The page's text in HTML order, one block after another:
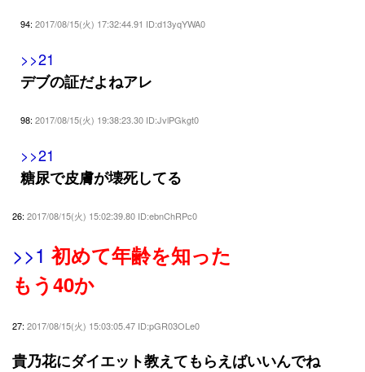
94: 2017/08/15(火) 17:32:44.91 ID:d13yqYWA0
>>21
デブの証だよねアレ
98: 2017/08/15(火) 19:38:23.30 ID:JvlPGkgt0
>>21
糖尿で皮膚が壊死してる
26: 2017/08/15(火) 15:02:39.80 ID:ebnChRPc0
>>1 初めて年齢を知った
もう40か
27: 2017/08/15(火) 15:03:05.47 ID:pGR03OLe0
貴乃花にダイエット教えてもらえばいいんでね